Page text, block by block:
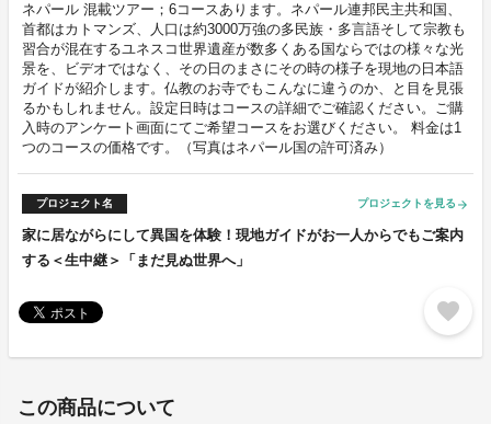
ネパール 混載ツアー；6コースあります。ネパール連邦民主共和国、
首都はカトマンズ、人口は約3000万強の多民族・多言語そして宗教も
習合が混在するユネスコ世界遺産が数多くある国ならではの様々な光
景を、ビデオではなく、その日のまさにその時の様子を現地の日本語
ガイドが紹介します。仏教のお寺でもこんなに違うのか、と目を見張
るかもしれません。設定日時はコースの詳細でご確認ください。ご購
入時のアンケート画面にてご希望コースをお選びください。 料金は1
つのコースの価格です。（写真はネパール国の許可済み）
プロジェクト名 プロジェクトを見る arrow_forward
家に居ながらにして異国を体験！現地ガイドがお一人からでもご案内
する＜生中継＞「まだ見ぬ世界へ」
favorite
この商品について